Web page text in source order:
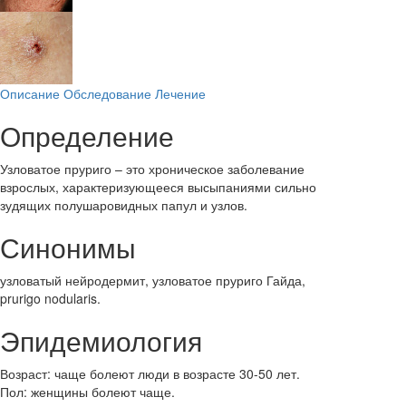
Описание Обследование Лечение
Определение
Узловатое пруриго – это хроническое заболевание
взрослых, характеризующееся высыпаниями сильно
зудящих полушаровидных папул и узлов.
Синонимы
узловатый нейродермит, узловатое пруриго Гайда,
prurigo nodularis.
Эпидемиология
Возраст: чаще болеют люди в возрасте 30-50 лет.
Пол: женщины болеют чаще.